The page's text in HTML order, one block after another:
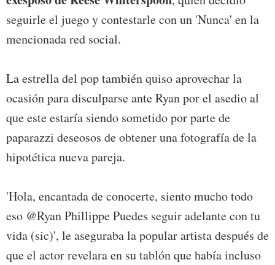
seguirle el juego y contestarle con un 'Nunca' en la
mencionada red social.
La estrella del pop también quiso aprovechar la
ocasión para disculparse ante Ryan por el asedio al
que este estaría siendo sometido por parte de
paparazzi deseosos de obtener una fotografía de la
hipotética nueva pareja.
'Hola, encantada de conocerte, siento mucho todo
eso @Ryan Phillippe Puedes seguir adelante con tu
vida (sic)', le aseguraba la popular artista después de
que el actor revelara en su tablón que había incluso